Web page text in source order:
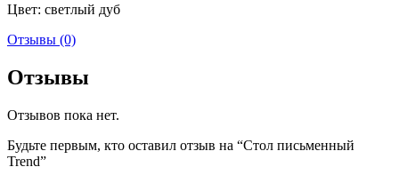
Цвет: светлый дуб
Отзывы (0)
Отзывы
Отзывов пока нет.
Будьте первым, кто оставил отзыв на “Стол письменный
Trend”